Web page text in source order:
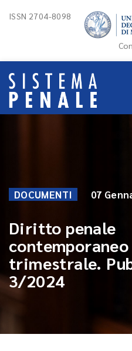
ISSN 2704-8098
DOCUMENTI 07
Diritto penale
trimestrale.
3/2024